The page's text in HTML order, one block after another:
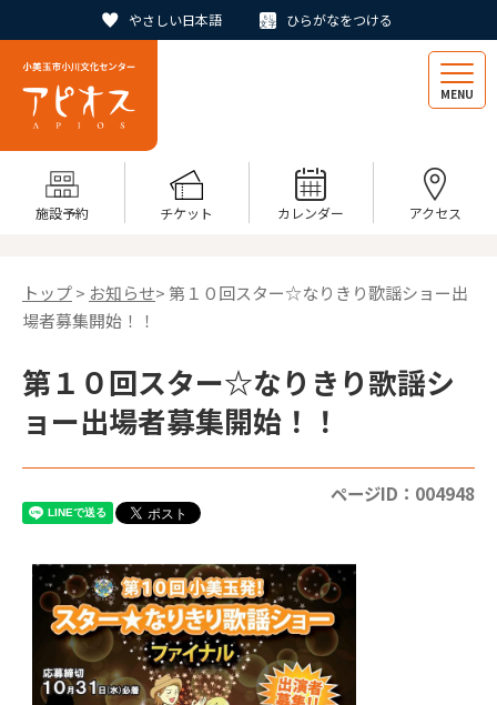
やさしい日本語 ひらがなをつける
MENU
施設予約 チケット カレンダー アクセス
トップ> お知らせ> 第１０回スター☆なりきり歌謡ショー出
場者募集開始！！
第１０回スター☆なりきり歌謡シ
ョー出場者募集開始！！
ページID：004948